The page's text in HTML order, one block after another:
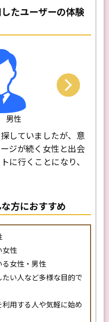
たユーザーの体験
女性
グできたらと思って
細かく設定できたの
見つけるのに役立ち
一緒に過ごせるパー
方におすすめ
女性
る女性・男性
い人など多様な目的で
用する人や気軽に始め